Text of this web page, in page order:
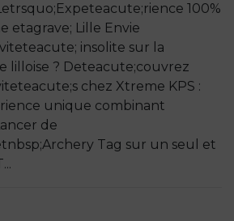
100%
etagrave; Lille Envie
insolite sur la
lilloise ? Deteacute;couvrez
chez Xtreme KPS :
unique combinant
de
Tag sur un seul et